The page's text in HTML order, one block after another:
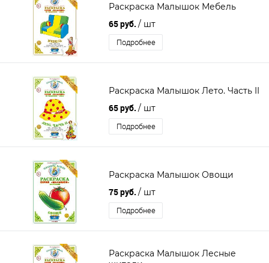
Раскраска Малышок Мебель
65 руб. / шт
Подробнее
Раскраска Малышок Лето. Часть II
65 руб. / шт
Подробнее
Раскраска Малышок Овощи
75 руб. / шт
Подробнее
Раскраска Малышок Лесные